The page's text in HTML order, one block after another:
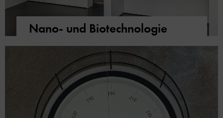
Nano- und Biotechnologie